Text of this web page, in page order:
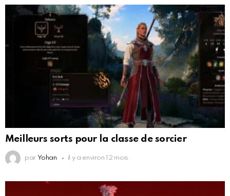
Meilleurs sorts pour la classe de sorcier
par Yohan il y a environ 12 mois